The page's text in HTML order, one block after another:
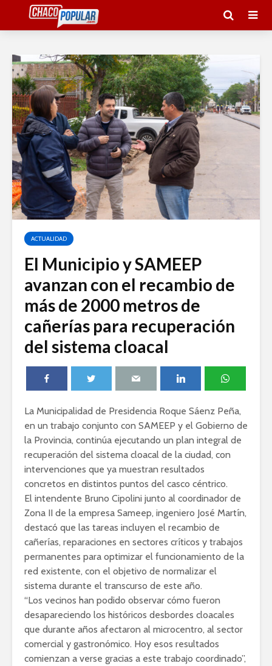
ACTUALIDAD
El Municipio y SAMEEP
avanzan con el recambio de
más de 2000 metros de
cañerías para recuperación
del sistema cloacal
La Municipalidad de Presidencia Roque Sáenz Peña,
en un trabajo conjunto con SAMEEP y el Gobierno de
la Provincia, continúa ejecutando un plan integral de
recuperación del sistema cloacal de la ciudad, con
intervenciones que ya muestran resultados
concretos en distintos puntos del casco céntrico.
El intendente Bruno Cipolini junto al coordinador de
Zona II de la empresa Sameep, ingeniero José Martín,
destacó que las tareas incluyen el recambio de
cañerías, reparaciones en sectores críticos y trabajos
permanentes para optimizar el funcionamiento de la
red existente, con el objetivo de normalizar el
sistema durante el transcurso de este año.
“Los vecinos han podido observar cómo fueron
desapareciendo los históricos desbordes cloacales
que durante años afectaron al microcentro, al sector
comercial y gastronómico. Hoy esos resultados
comienzan a verse gracias a este trabajo coordinado”,